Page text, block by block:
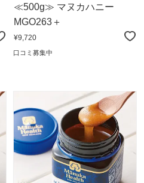
≪500g≫ マヌカハニー
MGO263＋
¥9,720
口コミ募集中